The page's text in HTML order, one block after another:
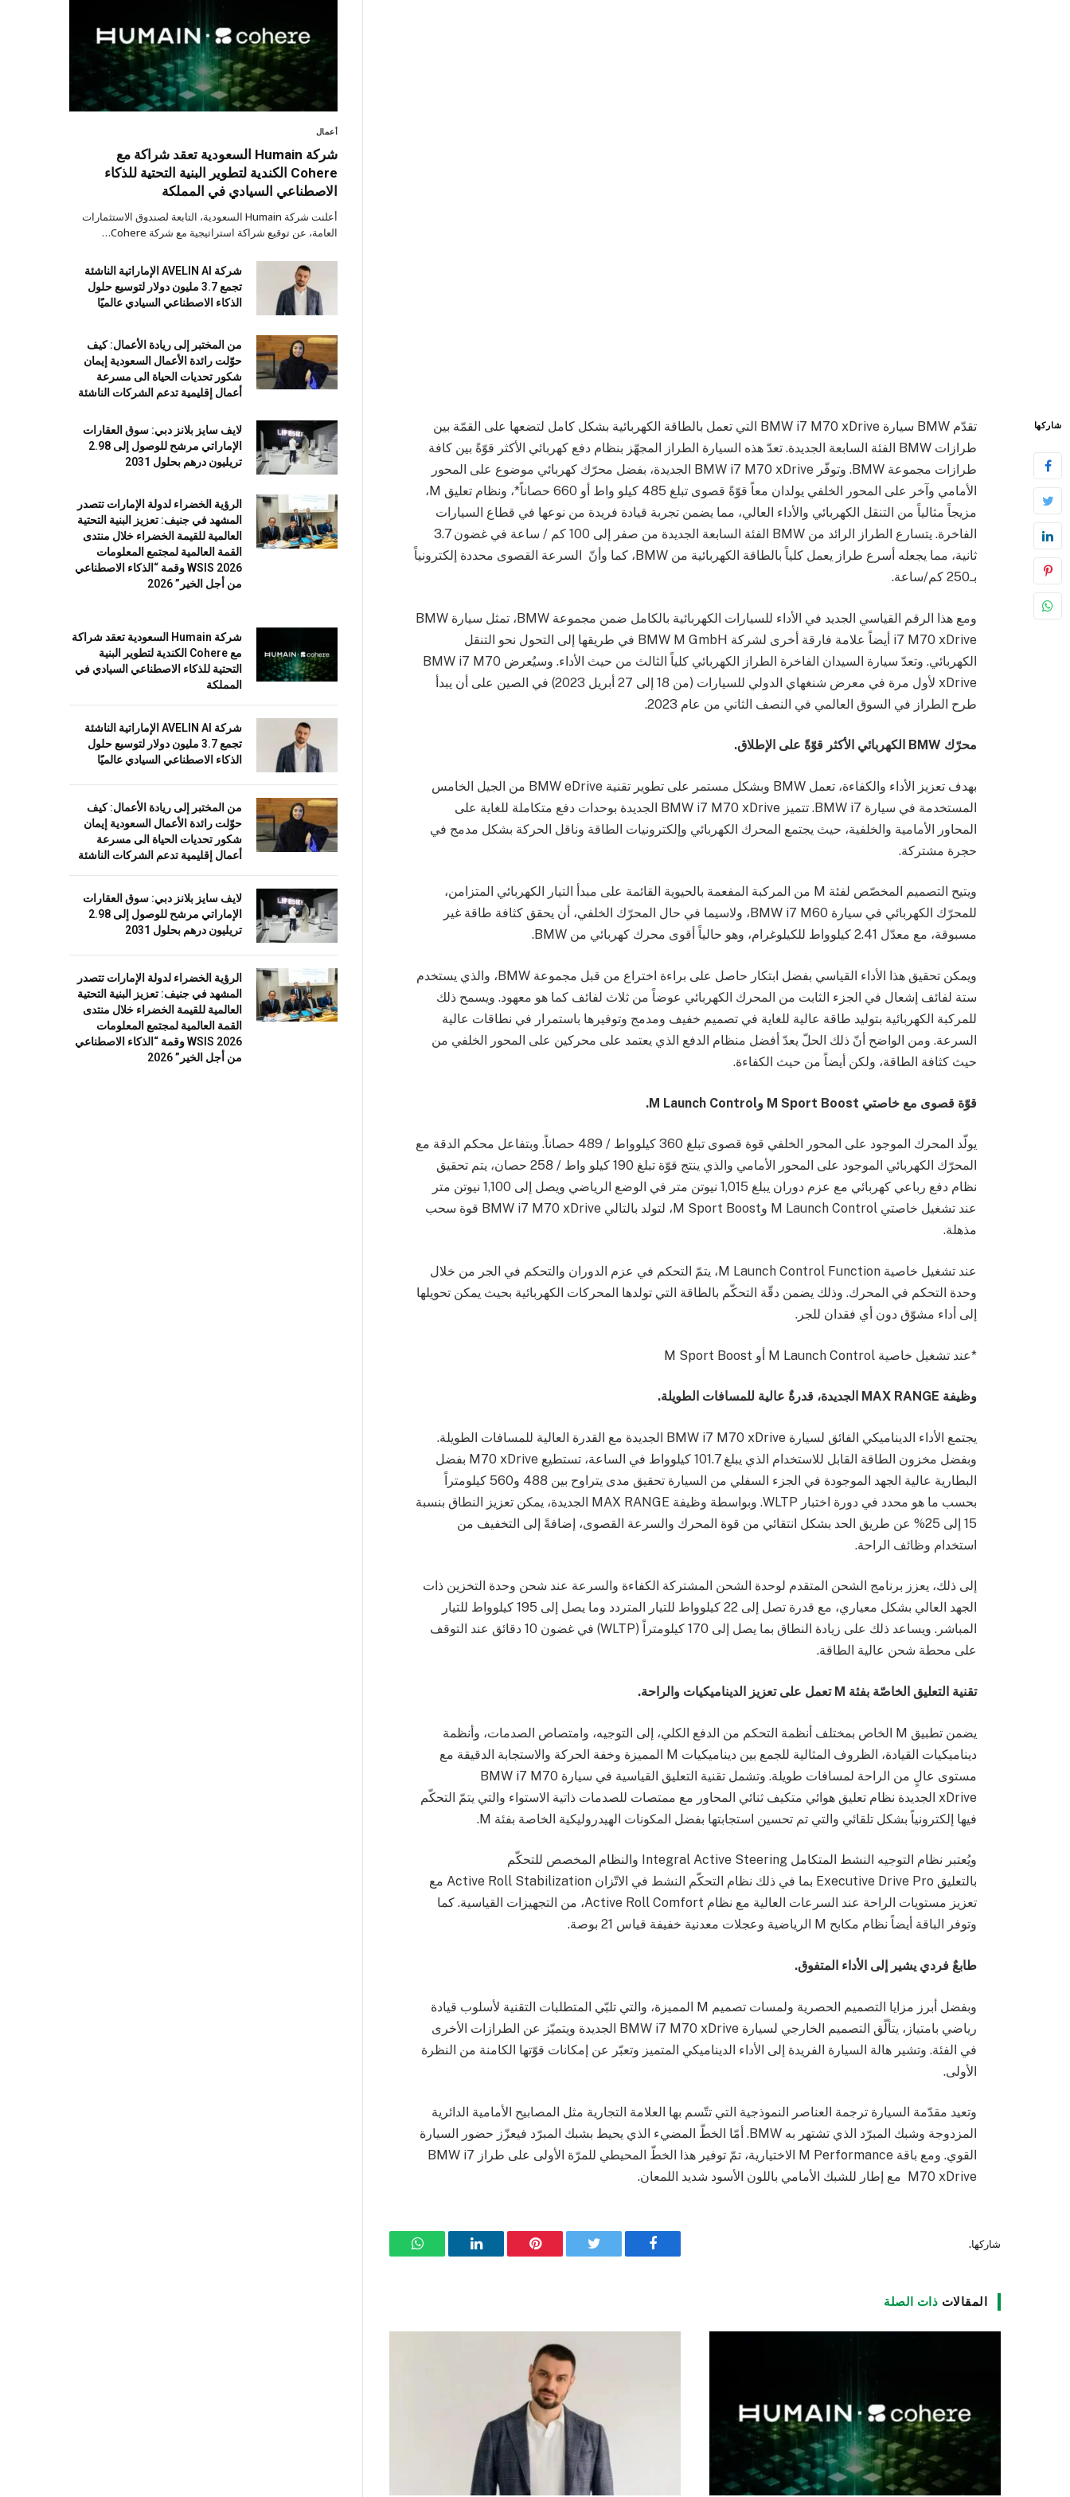
شاركها
تقدّم BMW سيارة BMW i7 M70 xDrive التي تعمل بالطاقة الكهربائية بشكل كامل لتضعها على القمّة بين
طرازات BMW الفئة السابعة الجديدة. تعدّ هذه السيارة الطراز المجهّز بنظام دفع كهربائي الأكثر قوّةً بين كافة
طرازات مجموعة BMW. وتوفّر BMW i7 M70 xDrive الجديدة، بفضل محرّك كهربائي موضوع على المحور
الأمامي وآخر على المحور الخلفي يولدان معاً قوّةً قصوى تبلغ 485 كيلو واط أو 660 حصاناً*، ونظام تعليق M،
مزيجاً مثالياً من التنقل الكهربائي والأداء العالي، مما يضمن تجربة قيادة فريدة من نوعها في قطاع السيارات
الفاخرة. يتسارع الطراز الرائد من BMW الفئة السابعة الجديدة من صفر إلى 100 كم / ساعة في غضون 3.7
ثانية، مما يجعله أسرع طراز يعمل كلياً بالطاقة الكهربائية من BMW، كما وأنّ السرعة القصوى محددة إلكترونياً
بـ250 كم/ساعة.
ومع هذا الرقم القياسي الجديد في الأداء للسيارات الكهربائية بالكامل ضمن مجموعة BMW، تمثل سيارة BMW
i7 M70 xDrive أيضاً علامة فارقة أخرى لشركة BMW M GmbH في طريقها إلى التحول نحو التنقل
الكهربائي. وتعدّ سيارة السيدان الفاخرة الطراز الكهربائي كلياً الثالث من حيث الأداء. وسيُعرض BMW i7 M70
xDrive لأول مرة في معرض شنغهاي الدولي للسيارات (من 18 إلى 27 أبريل 2023) في الصين على أن يبدأ
طرح الطراز في السوق العالمي في النصف الثاني من عام 2023.
محرّك BMW الكهربائي الأكثر قوّةً على الإطلاق.
بهدف تعزيز الأداء والكفاءة، تعمل BMW وبشكل مستمر على تطوير تقنية BMW eDrive من الجيل الخامس
المستخدمة في سيارة BMW i7. تتميز BMW i7 M70 xDrive الجديدة بوحدات دفع متكاملة للغاية على
المحاور الأمامية والخلفية، حيث يجتمع المحرك الكهربائي وإلكترونيات الطاقة وناقل الحركة بشكل مدمج في
حجرة مشتركة.
ويتيح التصميم المخصّص لفئة M من المركبة المفعمة بالحيوية القائمة على مبدأ التيار الكهربائي المتزامن،
للمحرّك الكهربائي في سيارة BMW i7 M60، ولاسيما في حال المحرّك الخلفي، أن يحقق كثافة طاقة غير
مسبوقة، مع معدّل 2.41 كيلوواط للكيلوغرام، وهو حالياً أقوى محرك كهربائي من BMW.
ويمكن تحقيق هذا الأداء القياسي بفضل ابتكار حاصل على براءة اختراع من قبل مجموعة BMW، والذي يستخدم
ستة لفائف إشعال في الجزء الثابت من المحرك الكهربائي عوضاً من ثلاث لفائف كما هو معهود. ويسمح ذلك
للمركبة الكهربائية بتوليد طاقة عالية للغاية في تصميم خفيف ومدمج وتوفيرها باستمرار في نطاقات عالية
السرعة. ومن الواضح أنّ ذلك الحلّ يعدّ أفضل منظام الدفع الذي يعتمد على محركين على المحور الخلفي من
حيث كثافة الطاقة، ولكن أيضاً من حيث الكفاءة.
قوّة قصوى مع خاصتي M Sport Boost وM Launch Control
.
يولّد المحرك الموجود على المحور الخلفي قوة قصوى تبلغ 360 كيلوواط / 489 حصاناً. وبتفاعل محكم الدقة مع
المحرّك الكهربائي الموجود على المحور الأمامي والذي ينتج قوّة تبلغ 190 كيلو واط / 258 حصان، يتم تحقيق
نظام دفع رباعي كهربائي مع عزم دوران يبلغ 1,015 نيوتن متر في الوضع الرياضي ويصل إلى 1,100 نيوتن متر
عند تشغيل خاصتي M Launch Control وM Sport Boost، لتولد بالتالي BMW i7 M70 xDrive قوة سحب
مذهلة.
عند تشغيل خاصية M Launch Control Function، يتمّ التحكم في عزم الدوران والتحكم في الجر من خلال
وحدة التحكم في المحرك. وذلك يضمن دقّة التحكّم بالطاقة التي تولدها المحركات الكهربائية بحيث يمكن تحويلها
إلى أداء مشوّق دون أي فقدان للجر.
*عند تشغيل خاصية M Launch Control أو M Sport Boost
وظيفة MAX RANGE الجديدة، قدرةٌ عالية للمسافات الطويلة.
يجتمع الأداء الديناميكي الفائق لسيارة BMW i7 M70 xDrive الجديدة مع القدرة العالية للمسافات الطويلة.
وبفضل مخزون الطاقة القابل للاستخدام الذي يبلغ 101.7 كيلوواط في الساعة، تستطيع M70 xDrive بفضل
البطارية عالية الجهد الموجودة في الجزء السفلي من السيارة تحقيق مدى يتراوح بين 488 و560 كيلومتراً
بحسب ما هو محدد في دورة اختبار WLTP. وبواسطة وظيفة MAX RANGE الجديدة، يمكن تعزيز النطاق بنسبة
15 إلى 25% عن طريق الحد بشكل انتقائي من قوة المحرك والسرعة القصوى، إضافةً إلى التخفيف من
استخدام وظائف الراحة.
إلى ذلك، يعزز برنامج الشحن المتقدم لوحدة الشحن المشتركة الكفاءة والسرعة عند شحن وحدة التخزين ذات
الجهد العالي بشكل معياري، مع قدرة تصل إلى 22 كيلوواط للتيار المتردد وما يصل إلى 195 كيلوواط للتيار
المباشر. ويساعد ذلك على زيادة النطاق بما يصل إلى 170 كيلومتراً (WLTP) في غضون 10 دقائق عند التوقف
على محطة شحن عالية الطاقة.
تقنية التعليق الخاصّة بفئة M تعمل على تعزيز الديناميكيات والراحة.
يضمن تطبيق M الخاص بمختلف أنظمة التحكم من الدفع الكلي، إلى التوجيه، وامتصاص الصدمات، وأنظمة
ديناميكيات القيادة، الظروف المثالية للجمع بين ديناميكيات M المميزة وخفة الحركة والاستجابة الدقيقة مع
مستوى عالٍ من الراحة لمسافات طويلة. وتشمل تقنية التعليق القياسية في سيارة BMW i7 M70
xDrive الجديدة نظام تعليق هوائي متكيف ثنائي المحاور مع ممتصات للصدمات ذاتية الاستواء والتي يتمّ التحكّم
فيها إلكترونياً بشكل تلقائي والتي تم تحسين استجابتها بفضل المكونات الهيدروليكية الخاصة بفئة M.
ويُعتبر نظام التوجيه النشط المتكامل Integral Active Steering والنظام المخصص للتحكّم
بالتعليق Executive Drive Pro بما في ذلك نظام التحكّم النشط في الاتّزان Active Roll Stabilization مع
تعزيز مستويات الراحة عند السرعات العالية مع نظام Active Roll Comfort، من التجهيزات القياسية. كما
وتوفر الباقة أيضاً نظام مكابح M الرياضية وعجلات معدنية خفيفة قياس 21 بوصة.
طابعٌ فردي يشيرإلى الأداء المتفوق.
وبفضل أبرز مزايا التصميم الحصرية ولمسات تصميم M المميزة، والتي تلبّي المتطلبات التقنية لأسلوب قيادة
رياضي بامتياز، يتألّق التصميم الخارجي لسيارة BMW i7 M70 xDrive الجديدة ويتميّز عن الطرازات الأخرى
في الفئة. وتشير هالة السيارة الفريدة إلى الأداء الديناميكي المتميز وتعبّر عن إمكانات قوّتها الكامنة من النظرة
الأولى.
وتعيد مقدّمة السيارة ترجمة العناصر النموذجية التي تتّسم بها العلامة التجارية مثل المصابيح الأمامية الدائرية
المزدوجة وشبك المبرّد الذي تشتهر به BMW. أمّا الخطّ المضيء الذي يحيط بشبك المبرّد فيعزّز حضور السيارة
القوي. ومع باقة M Performance الاختيارية، تمّ توفير هذا الخطّ المحيطي للمرّة الأولى على طراز BMW i7
M70 xDrive مع إطار للشبك الأمامي باللون الأسود شديد اللمعان.
شاركها.
فيسبوك تويتر بينتيريستلينكدإن واتساب
المقالات ذات الصلة
أعمال
شركة Humain السعودية تعقد شراكة مع
Cohere الكندية لتطوير البنية التحتية للذكاء
الاصطناعي السيادي في المملكة
أعلنت شركة Humain السعودية، التابعة لصندوق الاستثمارات
العامة، عن توقيع شراكة استراتيجية مع شركة Cohere…
شركة AVELIN AI الإماراتية الناشئة
تجمع 3.7 مليون دولار لتوسيع حلول
الذكاء الاصطناعي السيادي عالميًا
من المختبر إلى ريادة الأعمال: كيف
حوّلت رائدة الأعمال السعودية إيمان
شكور تحديات الحياة الى مسرعة
أعمال إقليمية تدعم الشركات الناشئة
لايف سايز بلانز دبي: سوق العقارات
الإماراتي مرشح للوصول إلى 2.98
تريليون درهم بحلول 2031
الرؤية الخضراء لدولة الإمارات تتصدر
المشهد في جنيف: تعزيز البنية التحتية
العالمية للقيمة الخضراء خلال منتدى
القمة العالمية لمجتمع المعلومات
WSIS 2026 وقمة “الذكاء الاصطناعي
من أجل الخير” 2026
شركة Humain السعودية تعقد شراكة
مع Cohere الكندية لتطوير البنية
التحتية للذكاء الاصطناعي السيادي في
المملكة
شركة AVELIN AI الإماراتية الناشئة
تجمع 3.7 مليون دولار لتوسيع حلول
الذكاء الاصطناعي السيادي عالميًا
من المختبر إلى ريادة الأعمال: كيف
حوّلت رائدة الأعمال السعودية إيمان
شكور تحديات الحياة الى مسرعة
أعمال إقليمية تدعم الشركات الناشئة
لايف سايز بلانز دبي: سوق العقارات
الإماراتي مرشح للوصول إلى 2.98
تريليون درهم بحلول 2031
الرؤية الخضراء لدولة الإمارات تتصدر
المشهد في جنيف: تعزيز البنية التحتية
العالمية للقيمة الخضراء خلال منتدى
القمة العالمية لمجتمع المعلومات
WSIS 2026 وقمة “الذكاء الاصطناعي
من أجل الخير” 2026